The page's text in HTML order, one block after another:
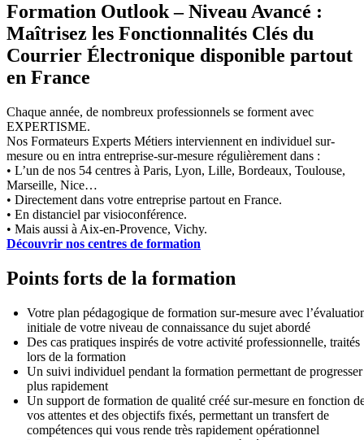
Formation Outlook – Niveau Avancé :
Maîtrisez les Fonctionnalités Clés du
Courrier Électronique disponible partout
en France
Chaque année, de nombreux professionnels se forment avec
EXPERTISME.
Nos Formateurs Experts Métiers interviennent en individuel sur-
mesure ou en intra entreprise-sur-mesure régulièrement dans :
• L’un de nos 54 centres à Paris, Lyon, Lille, Bordeaux, Toulouse,
Marseille, Nice…
• Directement dans votre entreprise partout en France.
• En distanciel par visioconférence.
• Mais aussi à Aix-en-Provence, Vichy.
Découvrir nos centres de formation
Points forts de la formation
Votre plan pédagogique de formation sur-mesure avec
initiale de votre niveau de connaissance du sujet abordé
Des cas pratiques inspirés de votre activité professionnelle, traités
lors de la formation
Un suivi individuel pendant la formation permettant de progresser
plus rapidement
Un support de formation de qualité créé sur-mesure en fonction
vos attentes et des objectifs fixés, permettant un transfert de
compétences qui vous rende très rapidement opérationnel